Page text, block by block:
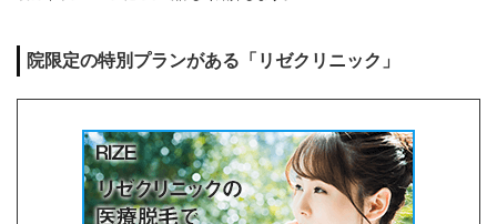
院限定の特別プランがある「リゼクリニック」